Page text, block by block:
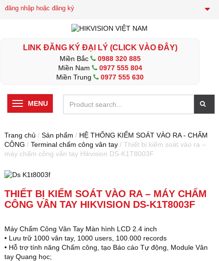
đăng nhập hoặc đăng ký
LINK ĐĂNG KÝ ĐẠI LÝ (CLICK VÀO ĐÂY)
Miền Bắc
0988 320 885
Miền Nam
0977 555 804
Miền Trung
0977 555 630
MENU
Trang chủ / Sản phẩm / HỆ THỐNG KIỂM SOÁT VÀO RA - CHẤM
CÔNG / Terminal chấm công vân tay / Thiết bị kiểm soát vào ra –
máy chấm công vân tay Hikvision DS-K1T8003F
THIẾT BỊ KIỂM SOÁT VÀO RA – MÁY CHẤM
CÔNG VÂN TAY HIKVISION DS-K1T8003F
Máy Chấm Công Vân Tay Màn hình LCD 2.4 inch
• Lưu trữ 1000 vân tay, 1000 users, 100.000 records
• Hỗ trợ tính năng Chấm công, tạo Báo cáo Tự động, Module Vân
tay Quang học;